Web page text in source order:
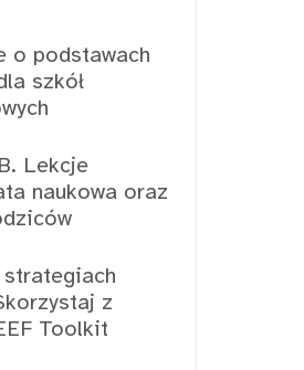
o podstawach
szkół
Lekcje
naukowa oraz
z
Toolkit